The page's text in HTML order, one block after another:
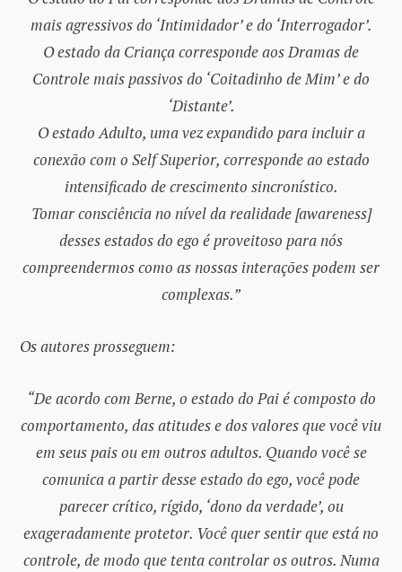
mais agressivos do ‘Intimidador’ e do ‘Interrogador’.
O estado da Criança corresponde aos Dramas de
Controle mais passivos do ‘Coitadinho de Mim’ e do
‘Distante’.
O estado Adulto, uma vez expandido para incluir a
conexão com o Self Superior, corresponde ao estado
intensificado de crescimento sincronístico.
Tomar consciência no nível da realidade [awareness]
desses estados do ego é proveitoso para nós
compreendermos como as nossas interações podem ser
complexas.”
Os autores prosseguem:
“De acordo com Berne, o estado do Pai é composto do
comportamento, das atitudes e dos valores que você viu
em seus pais ou em outros adultos. Quando você se
comunica a partir desse estado do ego, você pode
parecer crítico, rígido, ‘dono da verdade’, ou
exageradamente protetor. Você quer sentir que está no
controle, de modo que tenta controlar os outros. Numa